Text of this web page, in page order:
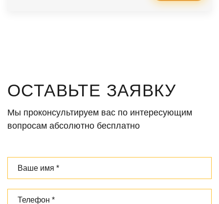
ОСТАВЬТЕ ЗАЯВКУ
Мы проконсультируем вас по интересующим
вопросам абсолютно бесплатно